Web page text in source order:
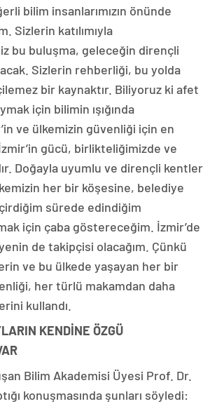
bilim insanlarımızın önünde
Sizlerin katılımıyla
bu buluşma, geleceğin dirençli
Sizlerin rehberliği, bu yolda
bir kaynaktır. Biliyoruz ki afet
için bilimin ışığında
ve ülkemizin güvenliği için en
gücü, birlikteliğimizde ve
Doğayla uyumlu ve dirençli kentler
her bir köşesine, belediye
sürede edindiğim
için çaba göstereceğim. İzmir’de
de takipçisi olacağım. Çünkü
ve bu ülkede yaşayan her bir
her türlü makamdan daha
kullandı.
KENDİNE ÖZGÜ
Bilim Akademisi Üyesi Prof. Dr.
konuşmasında şunları söyledi: